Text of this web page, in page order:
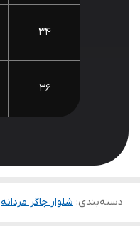
34
36
دسته‌بندی: شلوار جاگر مردانه